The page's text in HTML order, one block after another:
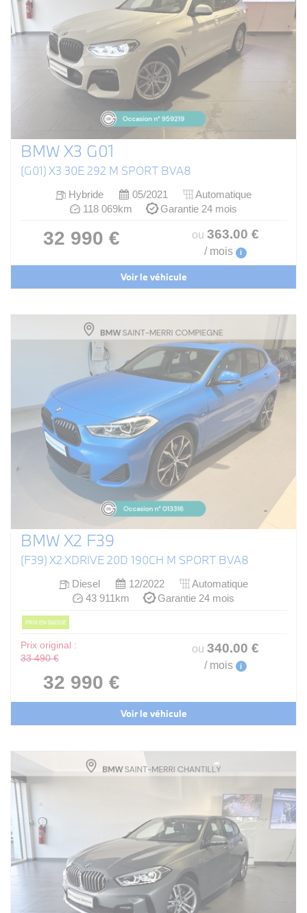
BMW X3 G01
(G01) X3 30E 292 M SPORT BVA8
Hybride 05/2021
Automatique
118 069km
Garantie 24 mois
32 990 € ou 363.00 €
/ mois i
Voir le véhicule
BMW X2 F39
(F39) X2 XDRIVE 20D 190CH M SPORT BVA8
Diesel 12/2022
Automatique
43 911km
Garantie 24 mois
PRIX EN BAISSE
Prix original :
33 490 €
32 990 €
ou 340.00 €
/ mois i
Voir le véhicule